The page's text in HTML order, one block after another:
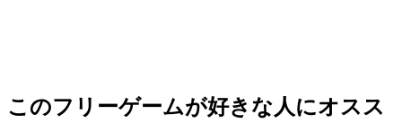
このフリーゲームが好きな人にオスス